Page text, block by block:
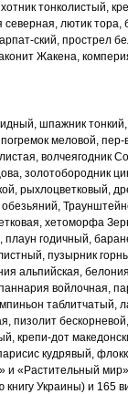
тонколистый,
северная, лютик
-ский, прострел
Жакена,
шпажник
меловой, пер-
волчеягодник
золотобородник
рыхлоцветковый,
хетоморфа
плаун годичный,
пузырник
альпийская,
войлочная,
таблитчатый,
пизолит
крепи-дот
кудрявый,
и «Растительный
книгу Украины) и 165